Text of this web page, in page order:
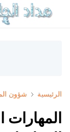
الرئيسية شؤون
المهارات